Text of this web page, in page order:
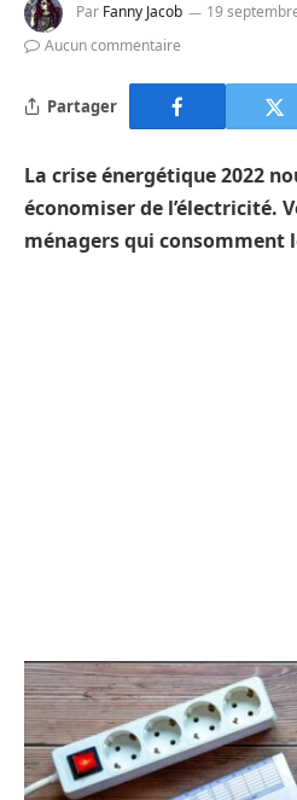
Par Fanny Jacob 19
Aucun commentaire
Partager
La crise énergétique 2022
économiser de l’électricité.
ménagers qui consomment